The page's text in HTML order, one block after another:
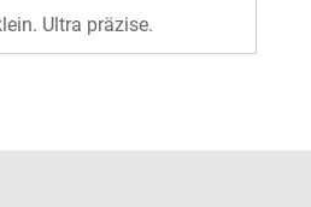
Ultra präzise.